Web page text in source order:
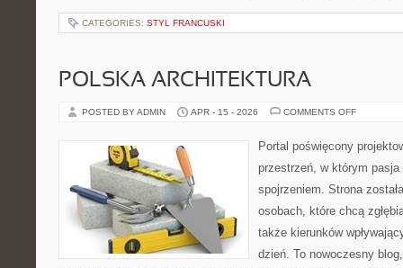
CATEGORIES: STYL FRANCUSKI
POLSKA ARCHITEKTURA
POSTED BY ADMIN APR - 15 - 2026 COMMENTS OFFON
Portal poświęcony
przestrzeń, w którym
spojrzeniem. Strona
osobach, które chcą
także kierunków
dzień. To nowoczesny